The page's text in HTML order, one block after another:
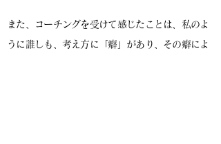
また、コーチングを受けて感じたことは、私のよ
うに誰しも、考え方に「癖」があり、その癖によ